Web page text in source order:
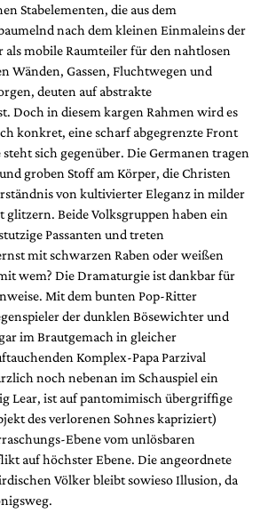
Stabelementen, die aus dem
nach dem kleinen Einmaleins der
mobile Raumteiler für den nahtlosen
Wänden, Gassen, Fluchtwegen und
deuten auf abstrakte
Doch in diesem kargen Rahmen wird es
konkret, eine scharf abgegrenzte Front
steht sich gegenüber. Die Germanen tragen
groben Stoff am Körper, die Christen
von kultivierter Eleganz in milder
glitzern. Beide Volksgruppen haben ein
Passanten und treten
mit schwarzen Raben oder weißen
wem? Die Dramaturgie ist dankbar für
Mit dem bunten Pop-Ritter
der dunklen Bösewichter und
im Brautgemach in gleicher
Komplex-Papa Parzival
noch nebenan im Schauspiel ein
Lear, ist auf pantomimisch übergriffige
des verlorenen Sohnes kapriziert)
Ebene vom unlösbaren
auf höchster Ebene. Die angeordnete
Völker bleibt sowieso Illusion, da